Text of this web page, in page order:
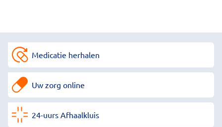
Medicatie herhalen
Uw zorg online
24-uurs Afhaalkluis